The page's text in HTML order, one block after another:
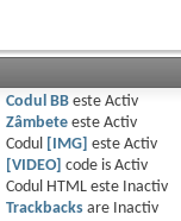
Codul BBeste Activ
Zâmbeteeste Activ
Codul
[IMG] este Activ
[VIDEO]
code is Activ
Codul HTML este
Inactiv
Trackbacksare
Inactiv